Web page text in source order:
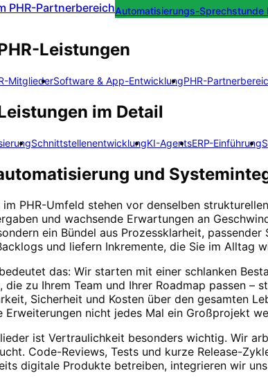
PHR-PartnerbereichAutomatisierungs-Sprechstunde
Leistungen
MitgliederSoftware & App-EntwicklungPHR-
im Detail
SchnittstellenentwicklungKI-AgentsERP-Einführung
und
im PHR-Umfeld stehen vor denselben
und wachsende Erwartungen an
ein Bündel aus Prozessklarheit,
und liefern Inkremente, die Sie im Alltag
das: Wir starten mit einer schlanken
die zu Ihrem Team und Ihrer Roadmap passen
Sicherheit und Kosten über den gesamten
Erweiterungen nicht jedes Mal ein Großprojekt
ist Vertraulichkeit besonders wichtig. Wir
Code-Reviews, Tests und kurze Release-
digitale Produkte betreiben, integrieren wir